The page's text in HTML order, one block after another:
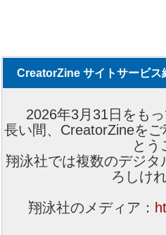
CreatorZine サイトサービス
2026年3月31日をも
長い間、CreatorZineを
とう
翔泳社では複数のデジ
ろしけ
翔泳社のメディア：